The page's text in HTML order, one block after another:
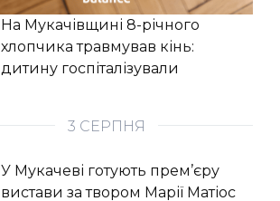
На Мукачівщині 8-річного
хлопчика травмував кінь:
дитину госпіталізували
3 СЕРПНЯ
У Мукачеві готують прем’єру
вистави за твором Марії Матіос